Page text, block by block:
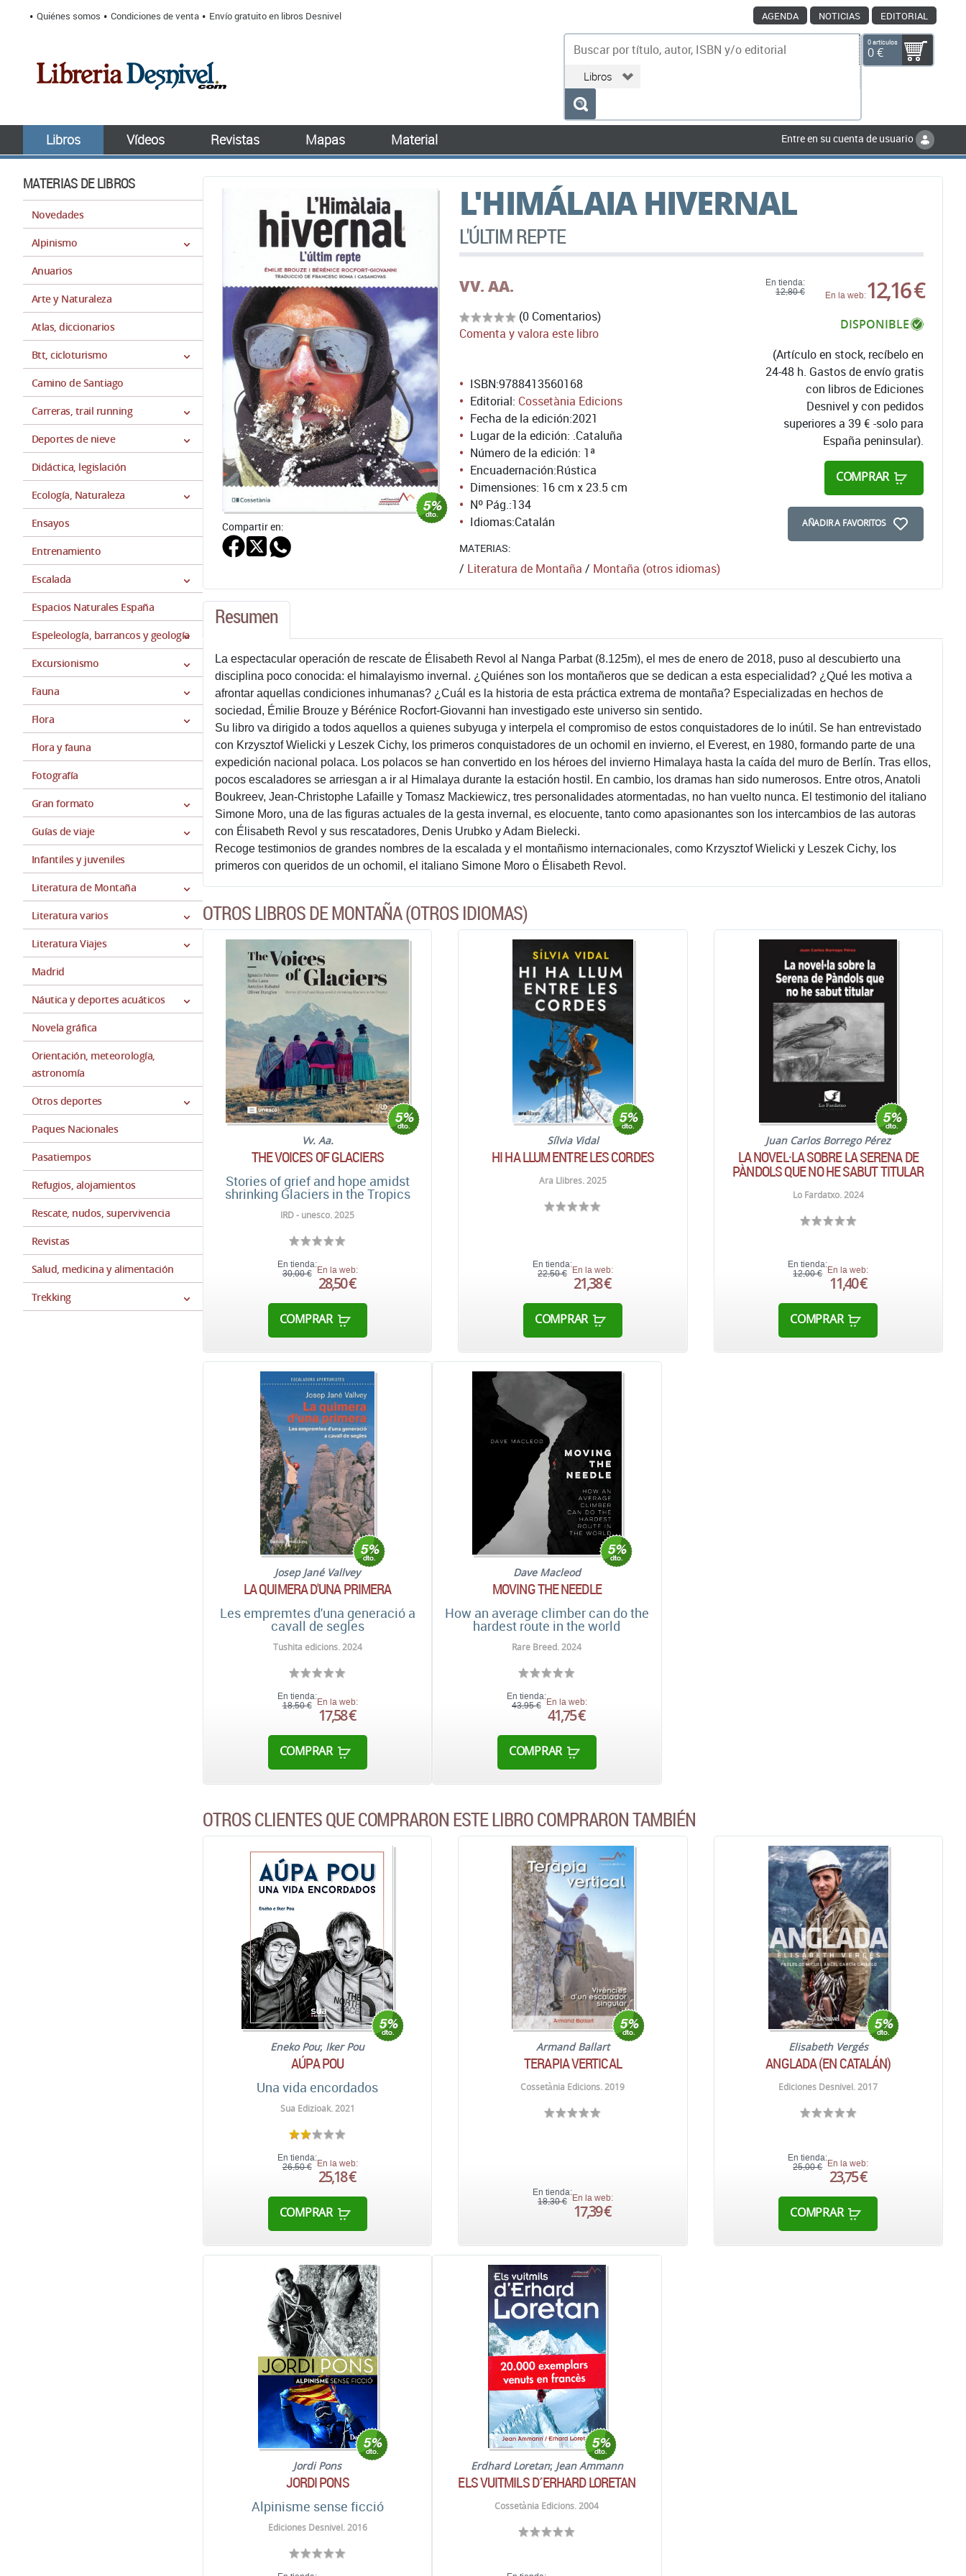
Quiénes somos Condiciones de venta Envío gratuito en libros Desnivel AGENDA NOTICIAS EDITORIAL
0 artículos
0 €
Libros Vídeos Revistas Mapas Material Entre en su cuenta de usuario
MATERIAS DE LIBROS
Novedades
Alpinismo
Anuarios
Arte y Naturaleza
Atlas, diccionarios
Btt, cicloturismo
Camino de Santiago
Carreras, trail running
Deportes de nieve
Didáctica, legislación
Ecología, Naturaleza
Ensayos
Entrenamiento
Escalada
Espacios Naturales España
Espeleología, barrancos y geología
Excursionismo
Fauna
Flora
Flora y fauna
Fotografía
Gran formato
Guías de viaje
Infantiles y juveniles
Literatura de Montaña
Literatura varios
Literatura Viajes
Madrid
Náutica y deportes acuáticos
Novela gráfica
Orientación, meteorología,
astronomía
Otros deportes
Paques Nacionales
Pasatiempos
Refugios, alojamientos
Rescate, nudos, supervivencia
Revistas
Salud, medicina y alimentación
Trekking
L'HIMÁLAIA HIVERNAL
L'ÚLTIM REPTE
Compartir en:
VV. AA.
(0 Comentarios)
Comenta y valora este libro
En tienda:
12,80 €
En la web:12,16 €
DISPONIBLE
(Artículo en stock, recíbelo en
24-48 h. Gastos de envío gratis
con libros de Ediciones
Desnivel y con pedidos
superiores a 39 € -solo para
España peninsular).
COMPRAR
AÑADIR A FAVORITOS
ISBN:9788413560168
Editorial: Cossetània Edicions
Fecha de la edición:2021
Lugar de la edición: .Cataluña
Número de la edición: 1ª
Encuadernación:Rústica
Dimensiones: 16 cm x 23.5 cm
Nº Pág.:134
Idiomas:Catalán
MATERIAS:
/ Literatura de Montaña / Montaña (otros idiomas)
Resumen
La espectacular operación de rescate de Élisabeth Revol al Nanga Parbat (8.125m), el mes de enero de 2018, puso al descubierto una
disciplina poco conocida: el himalayismo invernal. ¿Quiénes son los montañeros que se dedican a esta especialidad? ¿Qué les motiva a
afrontar aquellas condiciones inhumanas? ¿Cuál es la historia de esta práctica extrema de montaña? Especializadas en hechos de
sociedad, Émilie Brouze y Bérénice Rocfort-Giovanni han investigado este universo sin sentido.
Su libro va dirigido a todos aquellos a quienes subyuga y interpela el compromiso de estos conquistadores de lo inútil. Se han entrevistado
con Krzysztof Wielicki y Leszek Cichy, los primeros conquistadores de un ochomil en invierno, el Everest, en 1980, formando parte de una
expedición nacional polaca. Los polacos se han convertido en los héroes del invierno Himalaya hasta la caída del muro de Berlín. Tras ellos,
pocos escaladores se arriesgan a ir al Himalaya durante la estación hostil. En cambio, los dramas han sido numerosos. Entre otros, Anatoli
Boukreev, Jean-Christophe Lafaille y Tomasz Mackiewicz, tres personalidades atormentadas, no han vuelto nunca. El testimonio del italiano
Simone Moro, una de las figuras actuales de la gesta invernal, es elocuente, tanto como apasionantes son los intercambios de las autoras
con Élisabeth Revol y sus rescatadores, Denis Urubko y Adam Bielecki.
Recoge testimonios de grandes nombres de la escalada y el montañismo internacionales, como Krzysztof Wielicki y Leszek Cichy, los
primeros con queridos de un ochomil, el italiano Simone Moro o Élisabeth Revol.
OTROS LIBROS DE MONTAÑA (OTROS IDIOMAS)
Vv. Aa.
THE VOICES OF GLACIERS
Stories of grief and hope amidst
shrinking Glaciers in the Tropics
IRD - unesco. 2025
En tienda:
30,00 € En la web:
28,50 €
COMPRAR
Sílvia Vidal
HI HA LLUM ENTRE LES CORDES
Ara Llibres. 2025
En tienda:
22,50 € En la web:
21,38 €
COMPRAR
Juan Carlos Borrego Pérez
LA NOVEL·LA SOBRE LA SERENA DE
PÀNDOLS QUE NO HE SABUT TITULAR
Lo Fardatxo. 2024
En tienda:
12,00 €
En la web:
11,40 €
COMPRAR
Josep Jané Vallvey
LA QUIMERA D'UNA PRIMERA
Les empremtes d'una generació a
cavall de segles
Tushita edicions. 2024
En tienda:
18,50 € En la web:
17,58 €
COMPRAR
Dave Macleod
MOVING THE NEEDLE
How an average climber can do the
hardest route in the world
Rare Breed. 2024
En tienda:
43,95 € En la web:
41,75 €
COMPRAR
OTROS CLIENTES QUE COMPRARON ESTE LIBRO COMPRARON TAMBIÉN
Eneko Pou; Iker Pou
AÚPA POU
Una vida encordados
Sua Edizioak. 2021
En tienda:
26,50 € En la web:
25,18 €
COMPRAR
Armand Ballart
TERAPIA VERTICAL
Cossetània Edicions. 2019
En tienda:
18,30 € En la web:
17,39 €
Elisabeth Vergés
ANGLADA (EN CATALÁN)
Ediciones Desnivel. 2017
En tienda:
25,00 €
En la web:
23,75 €
COMPRAR
Jordi Pons
JORDI PONS
Alpinisme sense ficció
Ediciones Desnivel. 2016
Erdhard Loretan; Jean Ammann
ELS VUITMILS D´ERHARD LORETAN
Cossetània Edicions. 2004